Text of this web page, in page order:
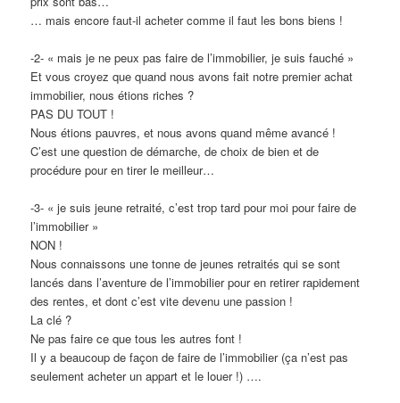
… mais encore faut-il acheter comme il faut les bons biens !
-2- « mais je ne peux pas faire de l’immobilier, je suis fauché »
Et vous croyez que quand nous avons fait notre premier achat
immobilier, nous étions riches ?
PAS DU TOUT !
Nous étions pauvres, et nous avons quand même avancé !
C’est une question de démarche, de choix de bien et de
procédure pour en tirer le meilleur…
-3- « je suis jeune retraité, c’est trop tard pour moi pour faire de
l’immobilier »
NON !
Nous connaissons une tonne de jeunes retraités qui se sont
lancés dans l’aventure de l’immobilier pour en retirer rapidement
des rentes, et dont c’est vite devenu une passion !
La clé ?
Ne pas faire ce que tous les autres font !
Il y a beaucoup de façon de faire de l’immobilier (ça n’est pas
seulement acheter un appart et le louer !) ….